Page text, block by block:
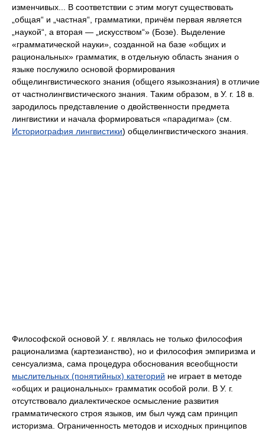
изменчивых... В соответствии с этим могут существовать
„общая“ и „частная“, грамматики, причём первая является
„наукой“, а вторая — „искусством“» (Бозе). Выделение
«грамматической науки», созданной на базе «общих и
рациональных» грамматик, в отдельную область знания о
языке послужило основой формирования
общелингвистического знания (общего языкознания) в отличие
от частнолингвистического знания. Таким образом, в У. г. 18 в.
зародилось представление о двойственности предмета
лингвистики и начала формироваться «парадигма» (см.
Историография лингвистики) общелингвистического знания.
Философской основой У. г. являлась не только философия
рационализма (картезианство), но и философия эмпиризма и
сенсуализма, сама процедура обоснования всеобщности
мыслительных (понятийных) категорий не играет в методе
«общих и рациональных» грамматик особой роли. В У. г.
отсутствовало диалектическое осмысление развития
грамматического строя языков, им был чужд сам принцип
историзма. Ограниченность методов и исходных принципов